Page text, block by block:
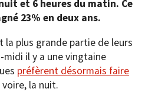
et 6 heures du matin. Ce
23% en deux ans.
la plus grande partie de leurs
midi il y a une vingtaine
préfèrent désormais faire
voire, la nuit.